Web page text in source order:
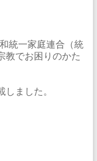
統一家庭連合（統
教でお困りのかた
しました。